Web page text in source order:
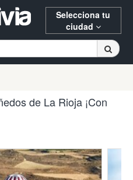
Selecciona tu
ciudad
Donostia
Tarragona
de La Rioja ¡Con